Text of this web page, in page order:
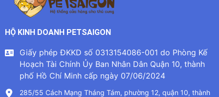
HỘ KINH DOANH PETSAIGON
Giấy phép ĐKKD số 0313154086-001 do Phòng Kế
Hoạch Tài Chính Ủy Ban Nhân Dân Quận 10, thành
phố Hồ Chí Minh cấp ngày 07/06/2024
285/55 Cách Mạng Tháng Tám, phường 12, quận 10, thành